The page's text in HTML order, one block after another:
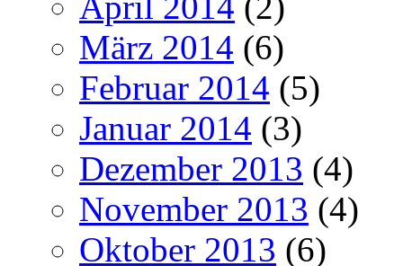
März 2014 (6)
Februar 2014 (5)
Januar 2014 (3)
Dezember 2013 (4)
November 2013 (4)
Oktober 2013 (6)